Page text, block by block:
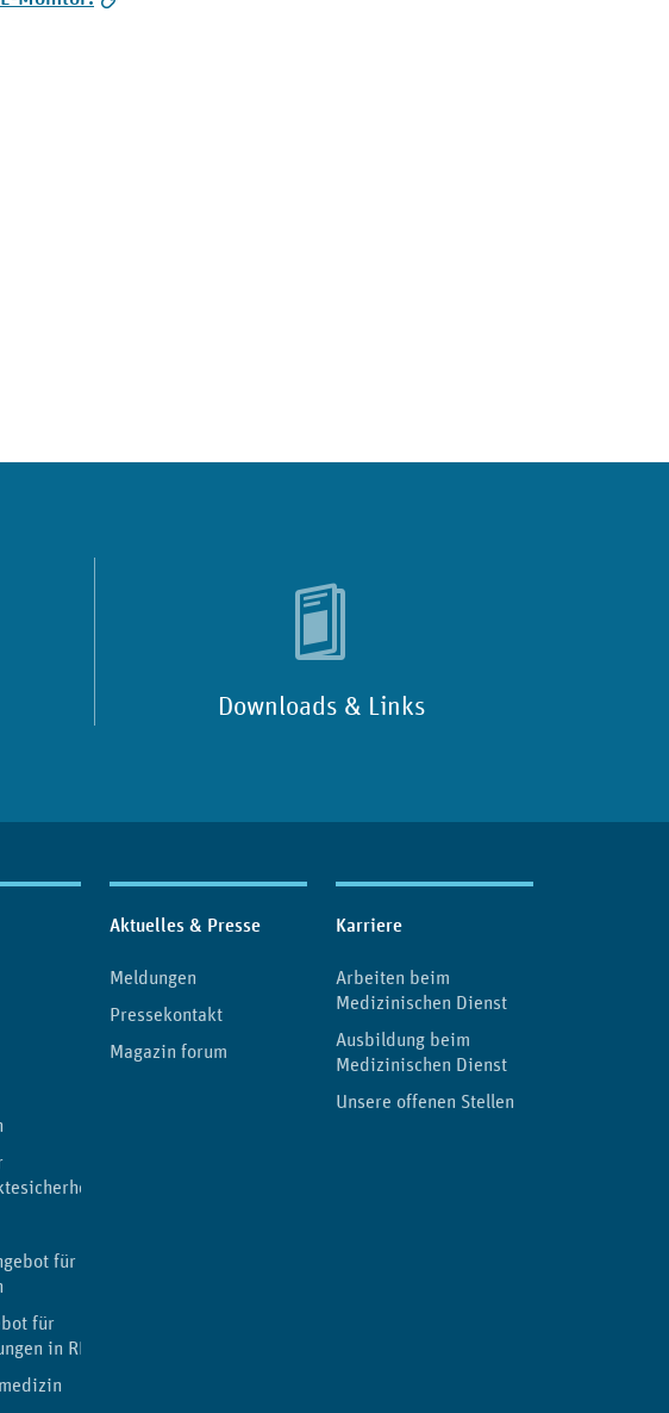
Downloads & Links
für
für
in RLP
Aktuelles & Presse
Meldungen
Pressekontakt
Magazin forum
Karriere
Arbeiten beim
Medizinischen Dienst
Ausbildung beim
Medizinischen Dienst
Unsere offenen Stellen